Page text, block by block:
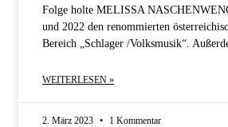
Folge holte MELISSA
und 2022 den renommierten
Bereich „Schlager /Volksmusik“.
WEITERLESEN »
2. März 2023 1 Kommentar